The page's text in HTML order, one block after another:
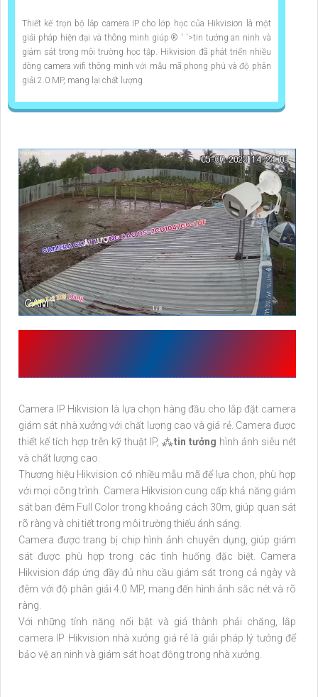
Thiết kế trọn bộ lắp camera IP cho lớp học của Hikvision là một
giải pháp hiện đại và thông minh giúp ®️ ' '>tin tưởng an ninh và
giám sát trong môi trường học tập. Hikvision đã phát triển nhiều
dòng camera wifi thông minh với mẫu mã phong phú và độ phân
giải 2.0 MP, mang lại chất lượng
Camera IP Hikvision là lựa chọn hàng đầu cho lắp đặt camera
giám sát nhà xưởng với chất lượng cao và giá rẻ. Camera được
thiết kế tích hợp trên kỹ thuật IP, ⁂tin tưởng hình ảnh siêu nét
và chất lượng cao.
Thương hiệu Hikvision có nhiều mẫu mã để lựa chọn, phù hợp
với mọi công trình. Camera Hikvision cung cấp khả năng giám
sát ban đêm Full Color trong khoảng cách 30m, giúp quan sát
rõ ràng và chi tiết trong môi trường thiếu ánh sáng.
Camera được trang bị chip hình ảnh chuyên dụng, giúp giám
sát được phù hợp trong các tình huống đặc biệt. Camera
Hikvision đáp ứng đầy đủ nhu cầu giám sát trong cả ngày và
đêm với độ phân giải 4.0 MP, mang đến hình ảnh sắc nét và rõ
ràng.
Với những tính năng nổi bật và giá thành phải chăng, lắp
camera IP Hikvision nhà xưởng giá rẻ là giải pháp lý tưởng để
bảo vệ an ninh và giám sát hoạt động trong nhà xưởng.